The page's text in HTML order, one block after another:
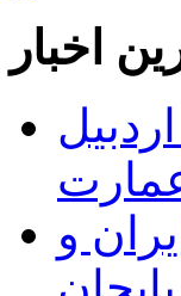
اخبار
اردبیل
و